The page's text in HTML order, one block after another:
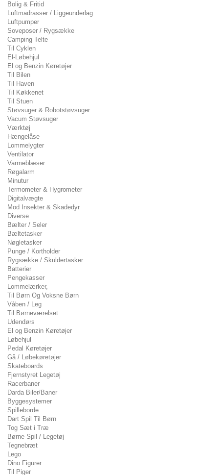
Bolig & Fritid
Luftmadrasser / Liggeunderlag
Luftpumper
Soveposer / Rygsække
Camping Telte
Til Cyklen
El-Løbehjul
El og Benzin Køretøjer
Til Bilen
Til Haven
Til Køkkenet
Til Stuen
Støvsuger & Robotstøvsuger
Vacum Støvsuger
Værktøj
Hængelåse
Lommelygter
Ventilator
Varmeblæser
Røgalarm
Minutur
Termometer & Hygrometer
Digitalvægte
Mod Insekter & Skadedyr
Diverse
Bælter / Seler
Bæltetasker
Nøgletasker
Punge / Kortholder
Rygsække / Skuldertasker
Batterier
Pengekasser
Lommelærker,
Til Børn Og Voksne Børn
Våben / Leg
Til Børneværelset
Udendørs
El og Benzin Køretøjer
Løbehjul
Pedal Køretøjer
Gå / Løbekøretøjer
Skateboards
Fjernstyret Legetøj
Racerbaner
Darda Biler/Baner
Byggesystemer
Spilleborde
Dart Spil Til Børn
Tog Sæt i Træ
Børne Spil / Legetøj
Tegnebræt
Lego
Dino Figurer
Til Piger